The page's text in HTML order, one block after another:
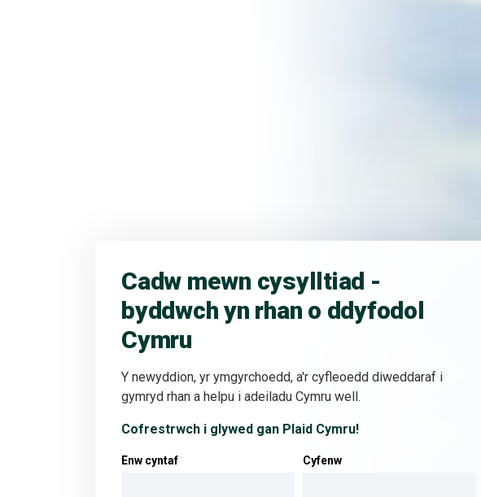
Cadw mewn cysylltiad -
byddwch yn rhan o ddyfodol
Cymru
Y newyddion, yr ymgyrchoedd, a'r cyfleoedd diweddaraf i
gymryd rhan a helpu i adeiladu Cymru well.
Cofrestrwch i glywed gan Plaid Cymru!
Enw cyntaf Cyfenw